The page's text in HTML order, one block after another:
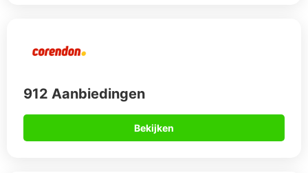
912 Aanbiedingen
Bekijken